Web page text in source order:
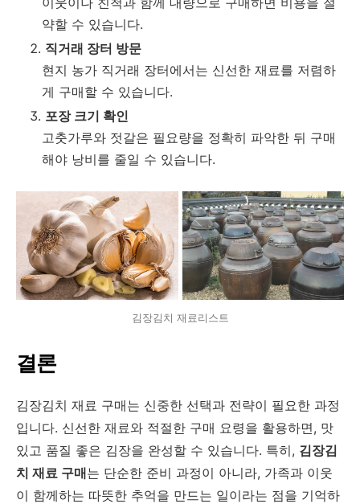
약할 수 있습니다.
직거래 장터 방문
현지 농가 직거래 장터에서는 신선한 재료를 저렴하
게 구매할 수 있습니다.
포장 크기 확인
고춧가루와 젓갈은 필요량을 정확히 파악한 뒤 구매
해야 낭비를 줄일 수 있습니다.
김장김치 재료리스트
결론
김장김치 재료 구매는 신중한 선택과 전략이 필요한 과정
입니다. 신선한 재료와 적절한 구매 요령을 활용하면, 맛
있고 품질 좋은 김장을 완성할 수 있습니다. 특히, 김장김
치 재료 구매는 단순한 준비 과정이 아니라, 가족과 이웃
이 함께하는 따뜻한 추억을 만드는 일이라는 점을 기억하